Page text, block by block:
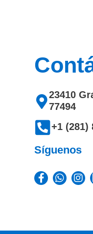
23410
77494
‎+1 (281)
Síguenos
Facebook-
f